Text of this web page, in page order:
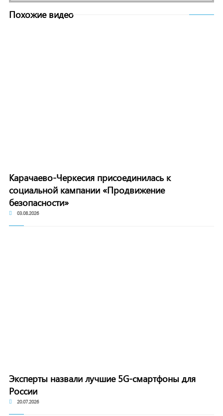
Похожие видео
Карачаево-Черкесия присоединилась к
социальной кампании «Продвижение
безопасности»
03.08.2026
Эксперты назвали лучшие 5G-смартфоны для
России
20.07.2026